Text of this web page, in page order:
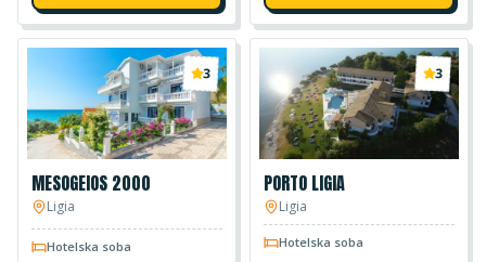
3
MESOGEIOS 2000
Ligia
Hotelska soba
3
PORTO LIGIA
Ligia
Hotelska soba